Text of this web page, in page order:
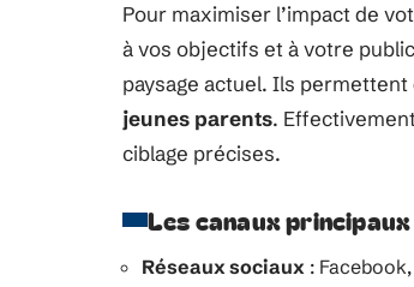
Pour maximiser l’impact de
à vos objectifs et à votre
paysage actuel. Ils
jeunes parents.
ciblage précises.
Les canaux principaux
Réseaux sociaux :